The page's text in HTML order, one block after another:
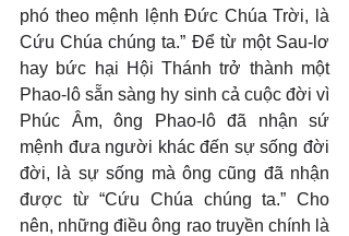
phó theo mệnh lệnh Đức Chúa Trời, là
Cứu Chúa chúng ta.” Để từ một Sau-lơ
hay bức hại Hội Thánh trở thành một
Phao-lô sẵn sàng hy sinh cả cuộc đời vì
Phúc Âm, ông Phao-lô đã nhận sứ
mệnh đưa người khác đến sự sống đời
đời, là sự sống mà ông cũng đã nhận
được từ “Cứu Chúa chúng ta.” Cho
nên, những điều ông rao truyền chính là